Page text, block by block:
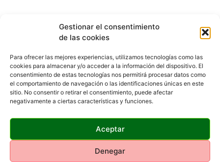
Gestionar el consentimiento
de las cookies
Para ofrecer las mejores experiencias, utilizamos tecnologías como las
cookies para almacenar y/o acceder a la información del dispositivo. El
consentimiento de estas tecnologías nos permitirá procesar datos como
el comportamiento de navegación o las identificaciones únicas en este
sitio. No consentir o retirar el consentimiento, puede afectar
negativamente a ciertas características y funciones.
Aceptar
Denegar
Descripción Valoraciones (0)
Descripción
Dianas giratorias con objetivos retráctiles que se
ocultan al ser alcanzados. Eso cambia el centro de
gravedad y provoca el giro de la diana.
ø55mm
Grosor chapa: 2mm.
Incluyen dianas adhesivas